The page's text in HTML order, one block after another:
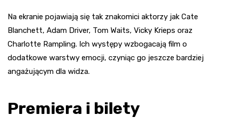
Na ekranie pojawiają się tak znakomici aktorzy jak Cate
Blanchett, Adam Driver, Tom Waits, Vicky Krieps oraz
Charlotte Rampling. Ich występy wzbogacają film o
dodatkowe warstwy emocji, czyniąc go jeszcze bardziej
angażującym dla widza.
Premiera i bilety